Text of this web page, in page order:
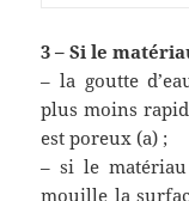
3 – Si le
– la goutte
plus moins
est poreux (a) ;
– si le matériau
mouille la